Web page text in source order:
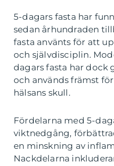
5-dagars fasta har
sedan århundraden
fasta använts för att
och självdisciplin.
dagars fasta har dock
och används främst
hälsans skull.
Fördelarna med 5-
viktnedgång,
en minskning av
Nackdelarna